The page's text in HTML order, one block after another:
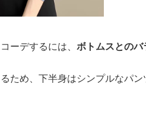
ーデするには、 ボトムスとの
ため、下半身はシンプルなパ